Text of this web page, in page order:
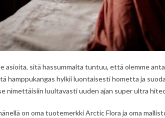
asioita, sitä hassummalta tuntuu, että olemme
hamppukangas hylkii luontaisesti hometta ja
nimettäisiin luultavasti uuden ajan super ultra
on oma tuotemerkki Arctic Flora ja oma